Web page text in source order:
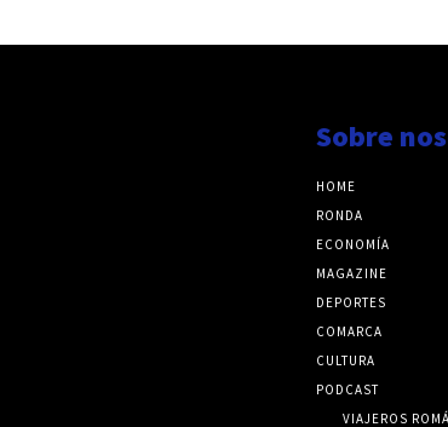
Sobre
HOME
RONDA
ECONOMÍA
MAGAZINE
DEPORTES
COMARCA
CULTURA
PODCAST
VIAJEROS